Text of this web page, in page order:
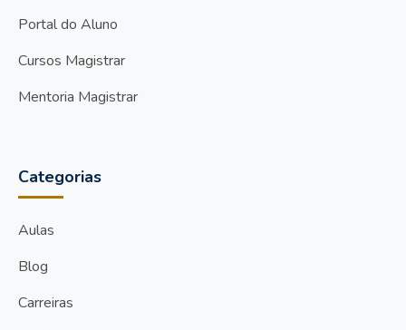
Portal do Aluno
Cursos Magistrar
Mentoria Magistrar
Categorias
Aulas
Blog
Carreiras